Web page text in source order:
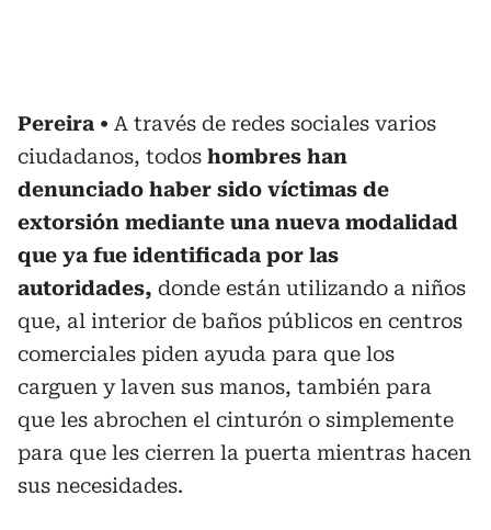
Pereira
A través de redes sociales varios
ciudadanos, todos hombres han
denunciado haber sido víctimas de
extorsión mediante una nueva modalidad
que ya fue identificada por las
autoridades, donde están utilizando a niños
que, al interior de baños públicos en centros
comerciales piden ayuda para que los
carguen y laven sus manos, también para
que les abrochen el cinturón o simplemente
para que les cierren la puerta mientras hacen
sus necesidades.